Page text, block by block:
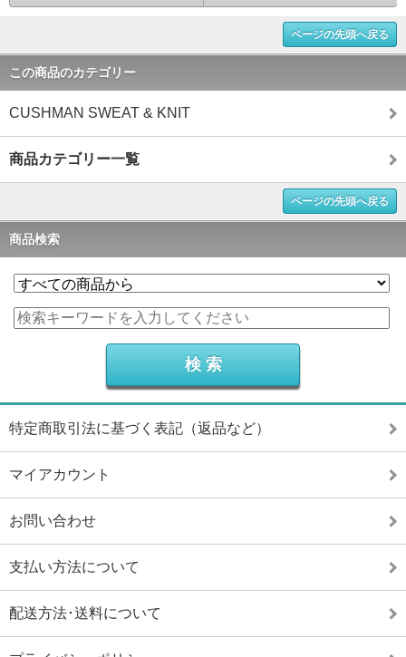
ページの先頭へ戻る
この商品のカテゴリー
CUSHMAN SWEAT & KNIT
商品カテゴリー一覧
ページの先頭へ戻る
商品検索
特定商取引法に基づく表記（返品など）
マイアカウント
お問い合わせ
支払い方法について
配送方法･送料について